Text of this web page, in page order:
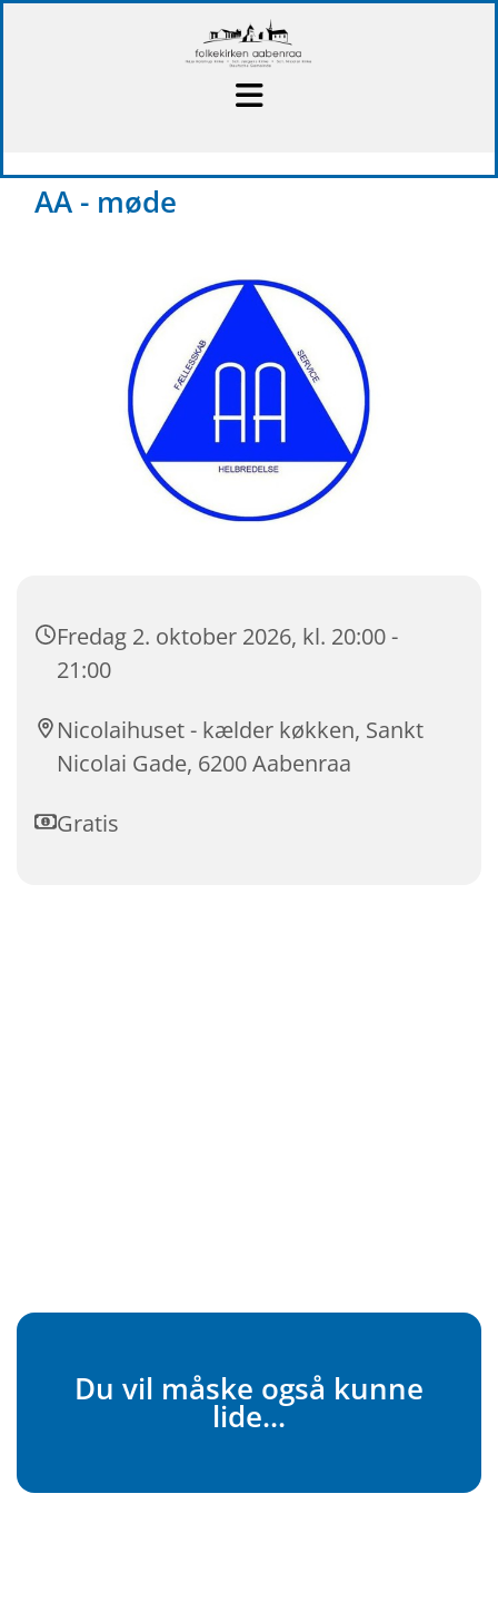
AA - møde
Fredag 2. oktober 2026, kl. 20:00 -
21:00
Nicolaihuset - kælder køkken, Sankt
Nicolai Gade, 6200 Aabenraa
Gratis
Du vil måske også kunne
lide...